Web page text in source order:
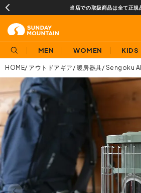
当店での取扱商品は全て正規
MEN WOMEN KIDS
HOME アウトドアギア 暖房器具 Sengoku